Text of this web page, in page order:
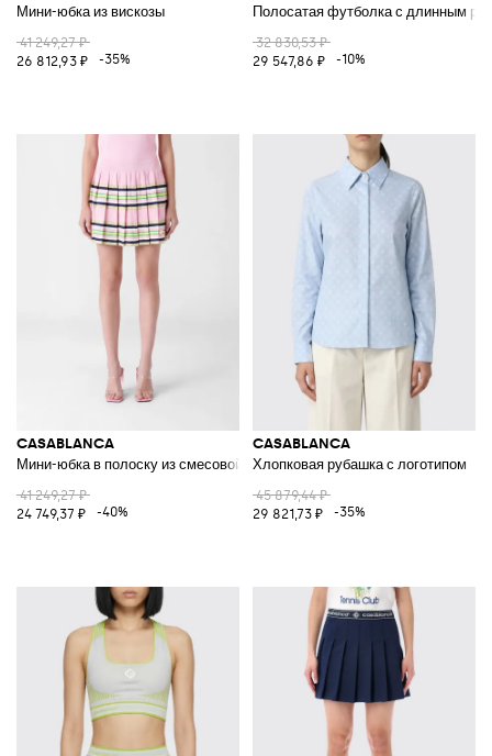
Мини-юбка из вискозы
41 249,27 ₽
26 812,93 ₽
-35%
Полосатая футболка с длинным
32 830,53 ₽
29 547,86 ₽
-10%
CASABLANCA
Мини-юбка в полоску из смесовой вискозы
41 249,27 ₽
24 749,37 ₽
-40%
CASABLANCA
Хлопковая рубашка с логотипом
45 879,44 ₽
29 821,73 ₽
-35%